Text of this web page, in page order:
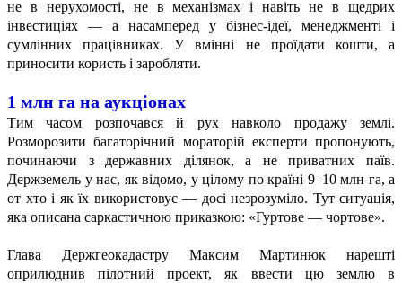
не в нерухомості, не в механізмах і навіть не в щедрих
інвестиціях — а насамперед у бізнес-ідеї, менеджменті і
сумлінних працівниках. У вмінні не проїдати кошти, а
приносити користь і заробляти.
1 млн га на аукціонах
Тим часом розпочався й рух навколо продажу землі.
Розморозити багаторічний мораторій експерти пропонують,
починаючи з державних ділянок, а не приватних паїв.
Держземель у нас, як відомо, у цілому по країні 9–10 млн га, а
от хто і як їх використовує — досі незрозуміло. Тут ситуація,
яка описана саркастичною приказкою: «Гуртове — чортове».
Глава Держгеокадастру Максим Мартинюк нарешті
оприлюднив пілотний проект, як ввести цю землю в